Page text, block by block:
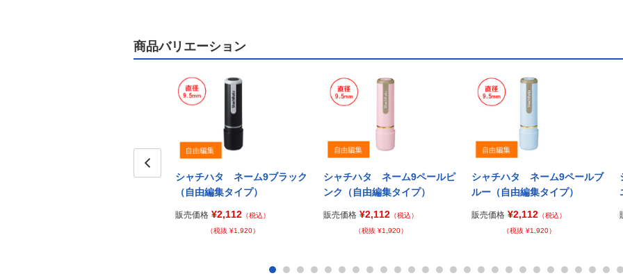
商品バリエーション
シャチハタ ネーム9ブラック
（自由編集タイプ）
販売価格 ¥2,112 （税込）
（税抜 ¥1,920）
シャチハタ ネーム9ペールピ
ンク（自由編集タイプ）
販売価格 ¥2,112 （税込）
（税抜 ¥1,920）
シャチハタ ネーム9ペールブ
ルー（自由編集タイプ）
販売価格 ¥2,112 （税込）
（税抜 ¥1,920）